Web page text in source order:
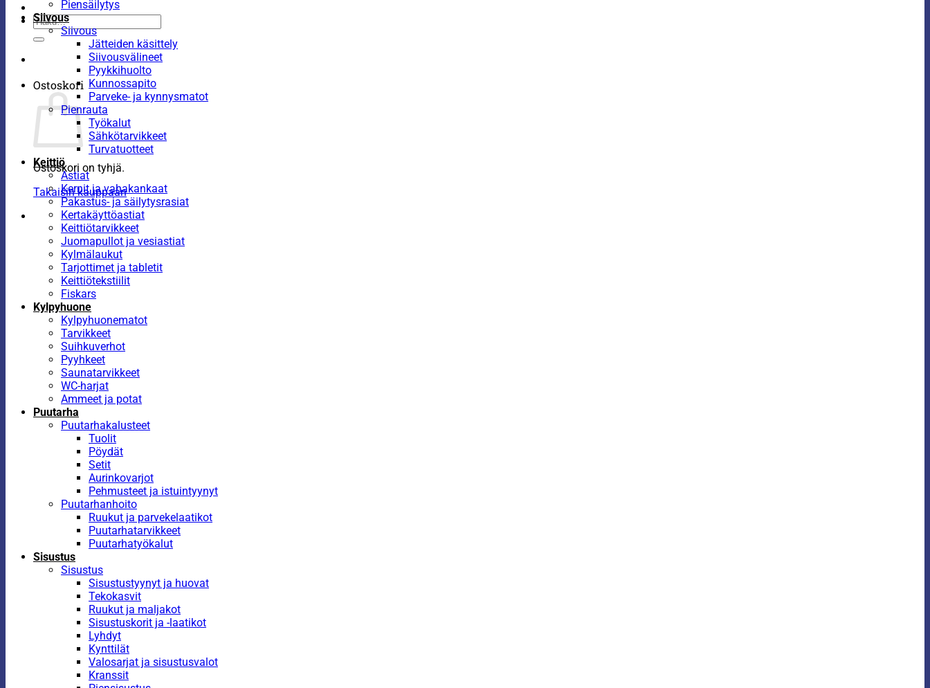
Etsi:
Ostoskori
Ostoskori on tyhjä.
Takaisin kauppaan
Piensäilytys
Siivous
Siivous
Jätteiden käsittely
Siivousvälineet
Pyykkihuolto
Kunnossapito
Parveke- ja kynnysmatot
Pienrauta
Työkalut
Sähkötarvikkeet
Turvatuotteet
Keittiö
Astiat
Kernit ja vahakankaat
Pakastus- ja säilytysrasiat
Kertakäyttöastiat
Keittiötarvikkeet
Juomapullot ja vesiastiat
Kylmälaukut
Tarjottimet ja tabletit
Keittiötekstiilit
Fiskars
Kylpyhuone
Kylpyhuonematot
Tarvikkeet
Suihkuverhot
Pyyhkeet
Saunatarvikkeet
WC-harjat
Ammeet ja potat
Puutarha
Puutarhakalusteet
Tuolit
Pöydät
Setit
Aurinkovarjot
Pehmusteet ja istuintyynyt
Puutarhanhoito
Ruukut ja parvekelaatikot
Puutarhatarvikkeet
Puutarhatyökalut
Sisustus
Sisustus
Sisustustyynyt ja huovat
Tekokasvit
Ruukut ja maljakot
Sisustuskorit ja -laatikot
Lyhdyt
Kynttilät
Valosarjat ja sisustusvalot
Kranssit